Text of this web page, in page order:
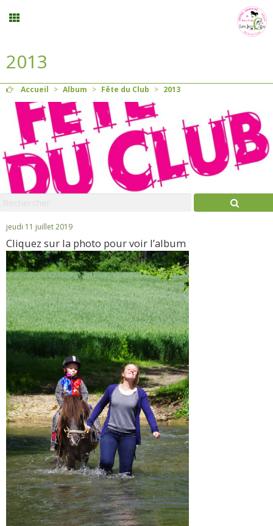
Inscription stages et événements
Menu
Mon compte
Panier
Contact
2013
Accueil > Album > Fête du Club > 2013
jeudi 11 juillet 2019
Cliquez sur la photo pour voir l’album